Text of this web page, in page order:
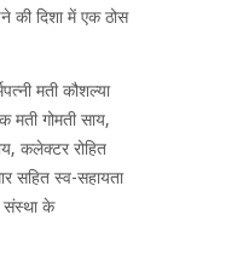
की दिशा में एक ठोस
मती कौशल्या
मती गोमती साय,
कलेक्टर रोहित
सहित स्व-सहायता
संस्था के